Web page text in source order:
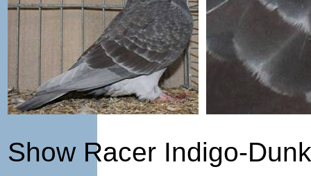
Show Racer Indigo-